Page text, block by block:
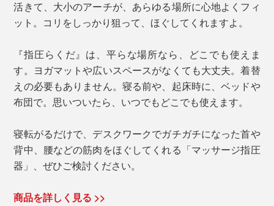
活きて、大小のアーチが、あらゆる場所に心地よくフィ
ット。コリをしっかり狙って、ほぐしてくれますよ。
『指圧らくだ』は、平らな場所なら、どこでも使えま
す。ヨガマットや広いスペースがなくても大丈夫。着替
えの必要もありません。寝る前や、起床時に、ベッドや
布団で。思いついたら、いつでもどこでも使えます。
寝転がるだけで、デスクワークでガチガチになった首や
背中、腰などの筋肉をほぐしてくれる「マッサージ指圧
器」、ぜひご検討ください。
商品を詳しく見る >>